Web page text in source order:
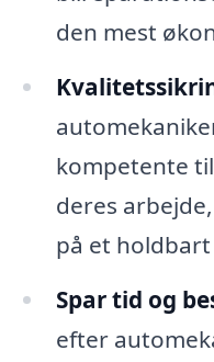
den mest
kompetente
deres
på et
Spar tid og
efter